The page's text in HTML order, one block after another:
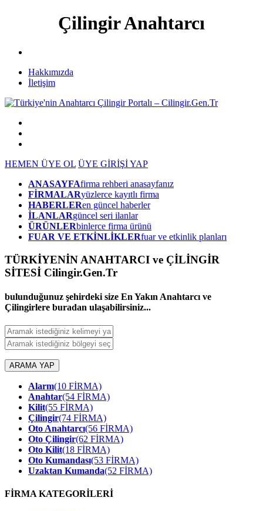
Çilingir Anahtarcı
Hakkımızda
İletişim
HEMEN ÜYE OL ÜYE GİRİŞİ YAP
ANASAYFAfirma rehberi anasayfanız
FİRMALARyüzlerce kayıtlı firma
HABERLERen güncel haberler
İLANLARgüncel seri ilanlar
ÜRÜNLERbinlerce firma ürünü
FUAR VE ETKİNLİKLERfuar ve etkinlik planları
TÜRKİYENİN ANAHTARCI ve ÇİLİNGİR
SİTESİ Cilingir.Gen.Tr
bulunduğunuz şehirdeki size En Yakın Anahtarcı ve
Çilingirlere buradan ulaşabilirsiniz...
ARAMA YAP
Alarm(10 FİRMA)
Anahtar(54 FİRMA)
Kilit(55 FİRMA)
Çilingir(74 FİRMA)
Oto Anahtarcı(56 FİRMA)
Oto Çilingir(62 FİRMA)
Oto Kilit(18 FİRMA)
Oto Kumandası(53 FİRMA)
Uzaktan Kumanda(52 FİRMA)
FİRMA KATEGORİLERİ